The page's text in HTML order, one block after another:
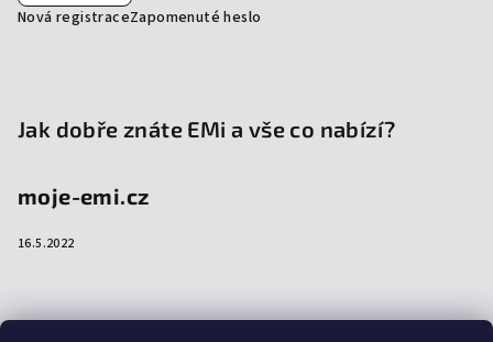
Nová registraceZapomenuté heslo
Jak dobře znáte EMi a vše co nabízí?
moje-emi.cz
16.5.2022